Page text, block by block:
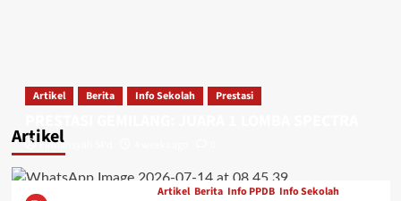
Artikel
Artikel Berita Info Sekolah Prestasi
Firmansyah SPd
Artikel Berita Info PPDB Info Sekolah